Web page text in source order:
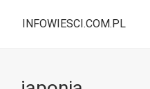
INFOWIESCI.COM.PL